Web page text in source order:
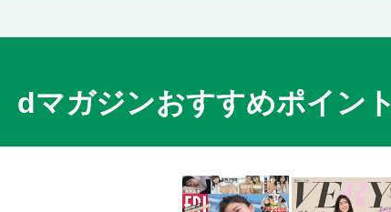
dマガジンおすすめポイント